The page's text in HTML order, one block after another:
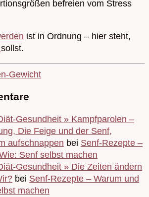
befreien vom Stress
ist in Ordnung – hier steht,
sollst.
Gesundheit » Kampfparolen –
Die Feige und der Senf,
aufschnappen bei Senf-Rezepte –
Senf selbst machen
Gesundheit » Die Zeiten ändern
bei Senf-Rezepte – Warum und
machen